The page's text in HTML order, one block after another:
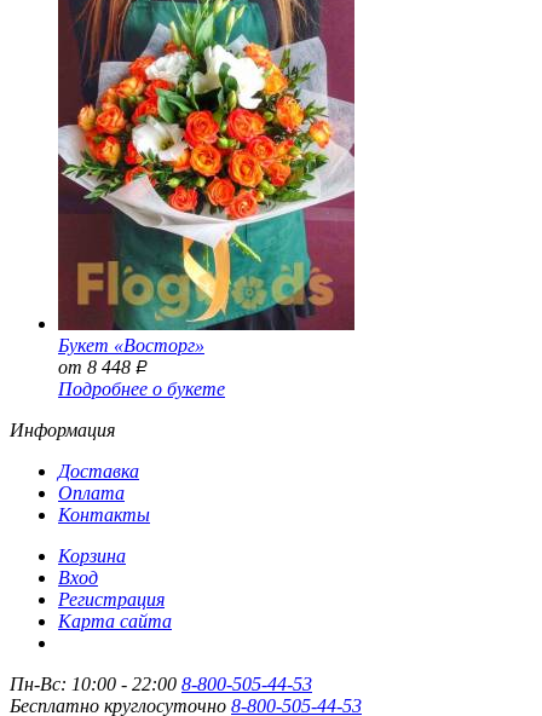
Букет «Восторг»
от 8 448 Р
Подробнее о букете
Информация
Доставка
Оплата
Контакты
Корзина
Вход
Регистрация
Карта сайта
Пн-Вс: 10:00 - 22:00 8-800-505-44-53
Бесплатно круглосуточно 8-800-505-44-53